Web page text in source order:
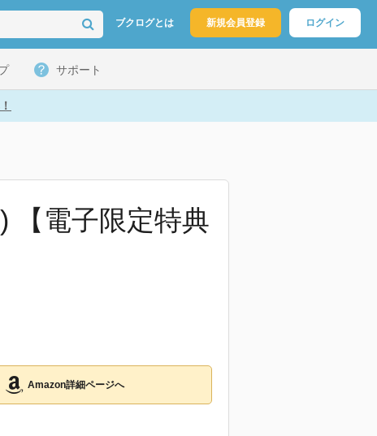
ブクログとは 新規会員登録 ログイン
サポート
【電子限定特典
Amazon詳細ページへ